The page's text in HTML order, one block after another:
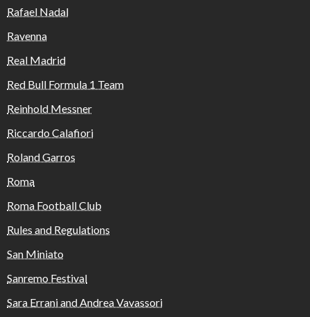
Rafael Nadal
Ravenna
Real Madrid
Red Bull Formula 1 Team
Reinhold Messner
Riccardo Calafiori
Roland Garros
Roma
Roma Football Club
Rules and Regulations
San Miniato
Sanremo Festival
Sara Errani and Andrea Vavassori